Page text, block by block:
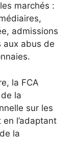
marchés :
admissions
aux abus de
la FCA
la
sur les
l’adaptant
la